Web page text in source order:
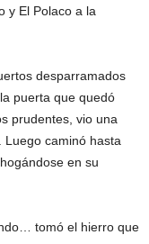
y El Polaco a la
desparramados
puerta que quedó
prudentes, vio una
Luego caminó hasta
en su
tomó el hierro que